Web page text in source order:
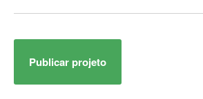
Administrador de Sistemas
Adobe After Effects
Adobe AIR
Publicar projeto